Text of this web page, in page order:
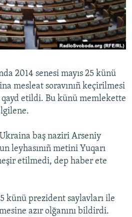
2014 senesi mayıs 25 künü
mesleat soravınıñ keçirilmesi
qayd etildi. Bu künü memlekette
baş naziri Arseniy
leyhasınıñ metini Yuqarı
etilmedi, dep haber ete
künü prezident saylavları ile
azır olğanını bildirdi.